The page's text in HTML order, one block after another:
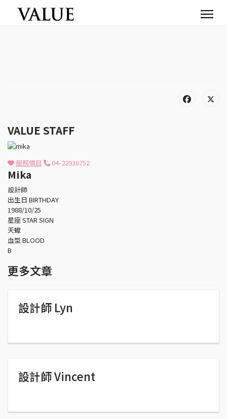
VALUE STAFF
服務價目 04-22936752
Mika
設計師
出生日 BIRTHDAY
1988/10/25
星座 STAR SIGN
天蠍
血型 BLOOD
B
更多文章
設計師 Lyn
設計師 Vincent